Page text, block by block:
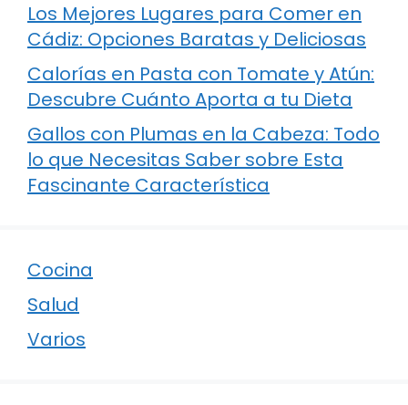
Los Mejores Lugares para Comer en
Cádiz: Opciones Baratas y Deliciosas
Calorías en Pasta con Tomate y Atún:
Descubre Cuánto Aporta a tu Dieta
Gallos con Plumas en la Cabeza: Todo
lo que Necesitas Saber sobre Esta
Fascinante Característica
Cocina
Salud
Varios